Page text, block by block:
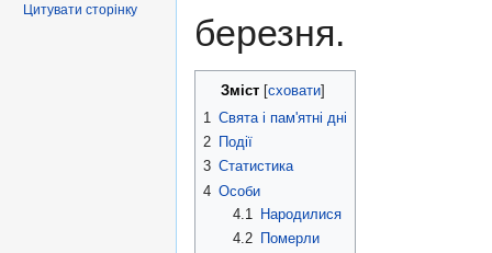
березня.
Зміст [сховати]
1 Свята і пам'ятні дні
2 Події
3 Статистика
4 Особи
4.1
Народилися
4.2
Померли
Цитувати сторінку